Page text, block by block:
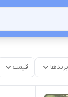
برندها قیمت